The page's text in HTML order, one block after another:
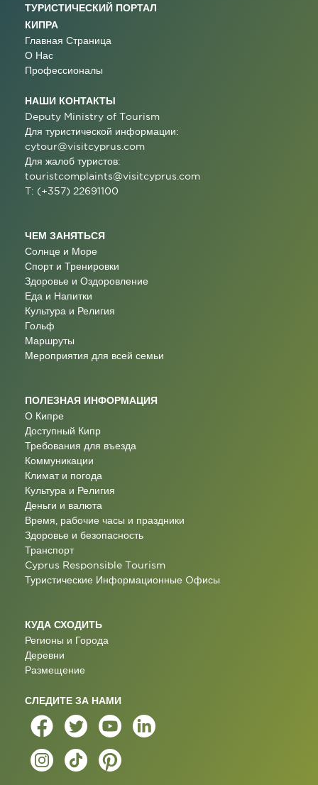
ТУРИСТИЧЕСКИЙ ПОРТАЛ
КИПРА
Главная Страница
О Нас
Профессионалы
НАШИ КОНТАКТЫ
Deputy Ministry of Tourism
Для туристической информации:
cytour@visitcyprus.com
Для жалоб туристов:
touristcomplaints@visitcyprus.com
T: (+357) 22691100
ЧЕМ ЗАНЯТЬСЯ
Солнце и Море
Спорт и Тренировки
Здоровье и Оздоровление
Еда и Напитки
Культура и Религия
Гольф
Маршруты
Мероприятия для всей семьи
ПОЛЕЗНАЯ ИНФОРМАЦИЯ
О Кипре
Доступный Кипр
Требования для въезда
Коммуникации
Климат и погода
Культура и Религия
Деньги и валюта
Время, рабочие часы и праздники
Здоровье и безопасность
Транспорт
Cyprus Responsible Tourism
Туристические Информационные Oфисы
КУДА СХОДИТЬ
Регионы и Города
Деревни
Размещение
СЛЕДИТЕ ЗА НАМИ